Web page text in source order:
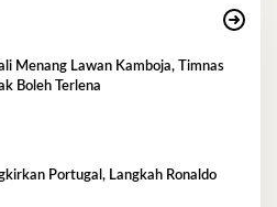
Menang Lawan Kamboja, Timnas
Boleh Terlena
Portugal, Langkah Ronaldo